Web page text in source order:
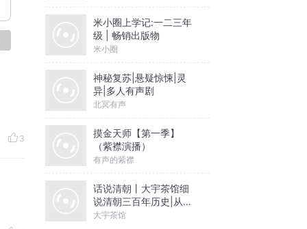
可
3
米小圈上学记:一二三年
级 | 畅销出版物
米小圈
神秘复苏|悬疑惊悚|灵
异|多人有声剧
北冥有声
摸金天师【第一季】
（紫襟演播）
有声的紫襟
话说清朝丨大宇茶馆细
说清朝三百年历史|从努
尔哈赤到末代皇帝溥仪|
大宇茶馆